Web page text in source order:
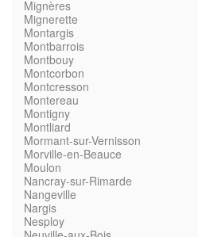
Mignères
Mignerette
Montargis
Montbarrois
Montbouy
Montcorbon
Montcresson
Montereau
Montigny
Montliard
Mormant-sur-Vernisson
Morville-en-Beauce
Moulon
Nancray-sur-Rimarde
Nangeville
Nargis
Nesploy